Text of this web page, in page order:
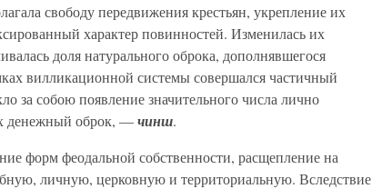
свободу передвижения крестьян, укрепление их
характер повинностей. Изменилась их
доля натурального оброка, дополнявшегося
вилликационной системы совершался частичный
за собою появление значительного числа лично
денежный оброк, —чинш.
форм феодальной собственности, расщепление на
личную, церковную и территориальную. Вследствие